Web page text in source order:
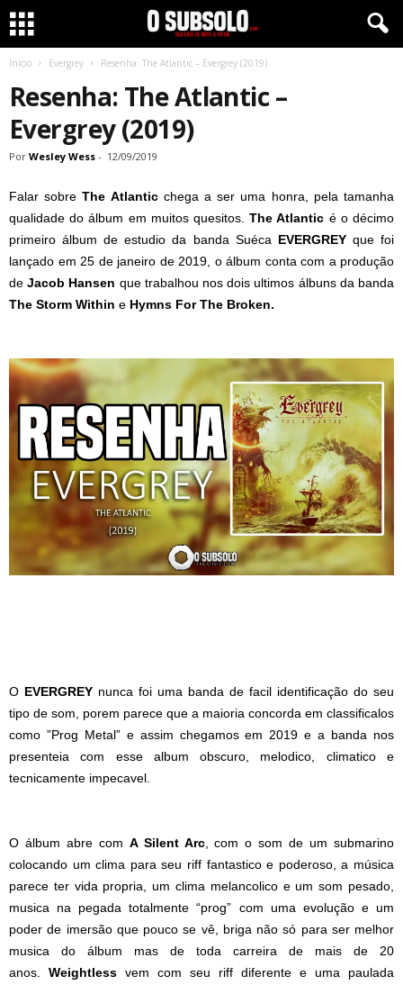
Início Evergrey Resenha: The Atlantic – Evergrey (2019)
Resenha: The Atlantic –
Evergrey (2019)
Por Wesley Wess - 12/09/2019
Falar sobreThe Atlantic chega a ser uma honra, pela tamanha
qualidade do álbum em muitos quesitos. The Atlantic é o décimo
primeiro álbum de estudio da banda Suéca EVERGREYque foi
lançado em 25 de janeiro de 2019, o álbum conta com a produção
deJacob Hansen que trabalhou nos dois ultimos álbuns da banda
The Storm Within e Hymns For The Broken.
O EVERGREY nunca foi uma banda de facil identificação do seu
tipo de som, porem parece que a maioria concorda em classificalos
como ”Prog Metal” e assim chegamos em 2019 e a banda nos
presenteia com esse album obscuro, melodico, climatico e
tecnicamente impecavel.
O álbum abre com A Silent Arc, com o som de um submarino
colocando um clima para seu riff fantastico e poderoso, a música
parece ter vida propria, um clima melancolico e um som pesado,
musica na pegada totalmente “prog” com uma evolução e um
poder de imersão que pouco se vê, briga não só para ser melhor
musica do álbum mas de toda carreira de mais de 20
anos. Weightless vem com seu riff diferente e uma paulada